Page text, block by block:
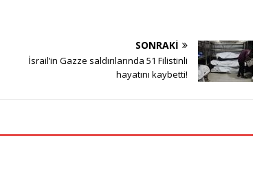
SONRAKI
İsrail’in Gazze saldırılarında 51 Filistinli
hayatını kaybetti!